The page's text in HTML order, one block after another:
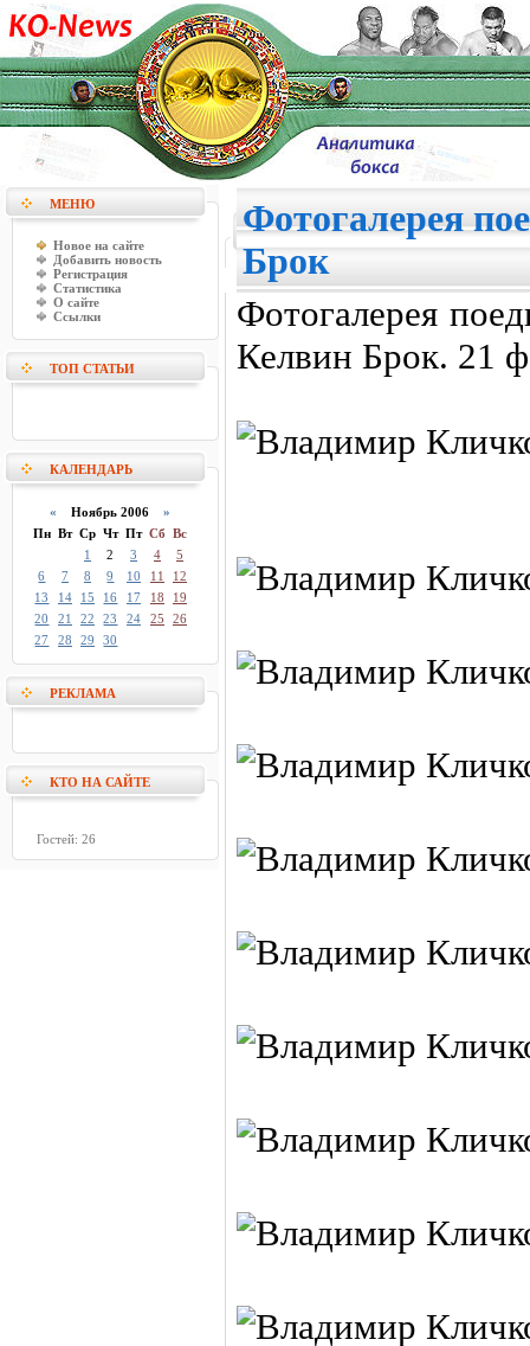
МЕНЮ
Новое на сайте
Добавить новость
Регистрация
Статистика
О сайте
Ссылки
ТОП СТАТЬИ
КАЛЕНДАРЬ
« Ноябрь 2006 »
Пн Вт Ср Чт Пт Сб Вс
1
2 3 4
5
6
7 8 9 10 11
12
13
14 15 16 17 18
19
20
21 22 23 24 25
26
27
28 29 30
РЕКЛАМА
КТО НА САЙТЕ
Гостей: 26
Фотогалерея
Брок
Фотогалерея
Келвин Брок. 21